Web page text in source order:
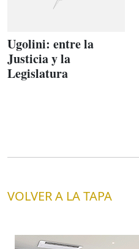
Ugolini: entre la
Justicia y la
Legislatura
VOLVER A LA TAPA